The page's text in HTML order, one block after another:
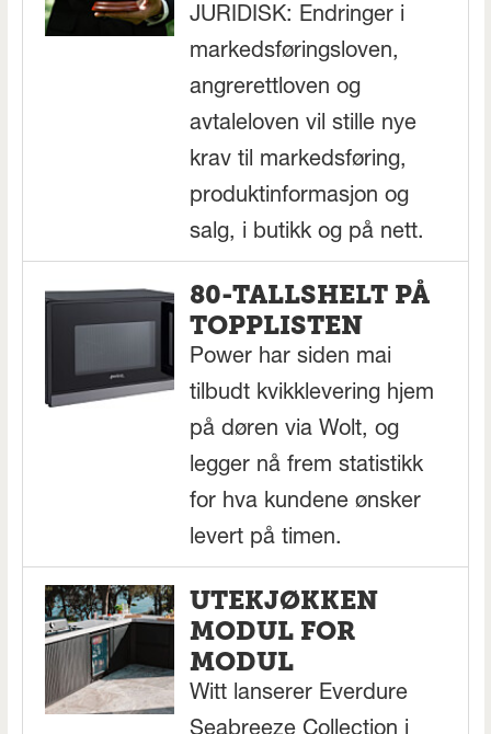
JURIDISK: Endringer i
markedsføringsloven,
angrerettloven og
avtaleloven vil stille nye
krav til markedsføring,
produktinformasjon og
salg, i butikk og på nett.
80-TALLSHELT PÅ
TOPPLISTEN
Power har siden mai
tilbudt kvikklevering hjem
på døren via Wolt, og
legger nå frem statistikk
for hva kundene ønsker
levert på timen.
UTEKJØKKEN
MODUL FOR
MODUL
Witt lanserer Everdure